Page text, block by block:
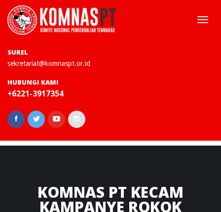
SUREL
sekretariat@komnaspt.or.id
HUBUNGI KAMI
+6221-3917354
KOMNAS PT KECAM
KAMPANYE ROKOK